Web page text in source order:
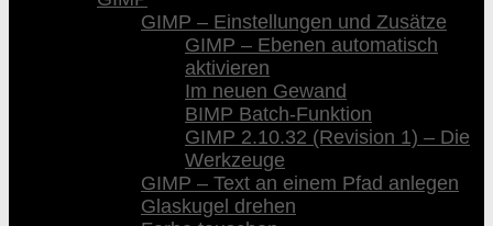
GIMP – Einstellungen und Zusätze
GIMP – Ebenen automatisch
aktivieren
Im neuen Gewand
BIMP Batch-Funktion
GIMP 2.10.32 (Revision 1) – Die
Werkzeuge
GIMP – Text an einem Pfad anlegen
Glaskugel drehen